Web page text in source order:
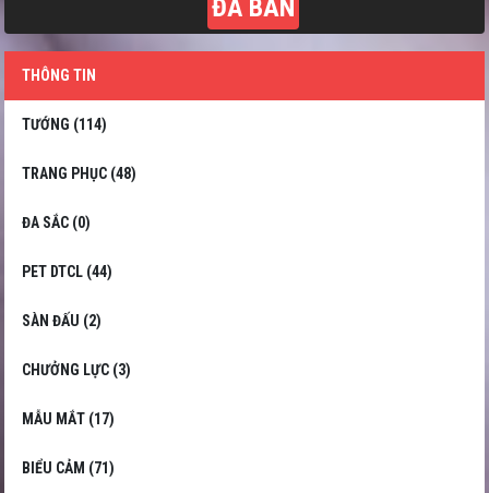
ĐÃ BÁN
THÔNG TIN
TƯỚNG (114)
TRANG PHỤC (48)
ĐA SẮC (0)
PET DTCL (44)
SÀN ĐẤU (2)
CHƯỞNG LỰC (3)
MẪU MẮT (17)
BIỂU CẢM (71)